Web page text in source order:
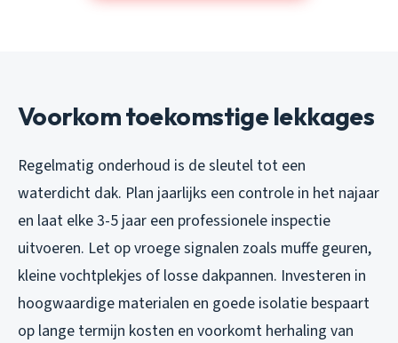
Voorkom toekomstige lekkages
Regelmatig onderhoud is de sleutel tot een
waterdicht dak. Plan jaarlijks een controle in het najaar
en laat elke 3-5 jaar een professionele inspectie
uitvoeren. Let op vroege signalen zoals muffe geuren,
kleine vochtplekjes of losse dakpannen. Investeren in
hoogwaardige materialen en goede isolatie bespaart
op lange termijn kosten en voorkomt herhaling van